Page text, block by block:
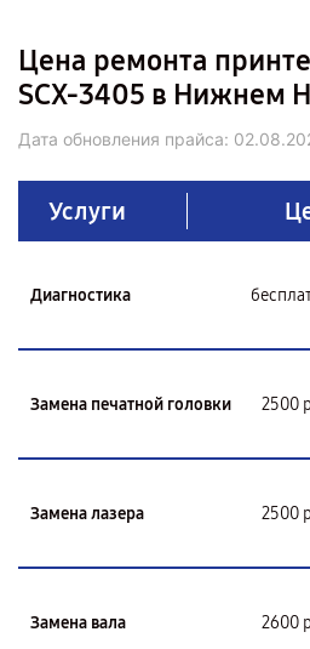
Цена ремонта
SCX-3405 в Нижнем
Дата обновления прайса:
Услуги
Диагностика
Замена печатной головки 2500 р
Замена лазера 2500 р
Замена вала 2600 р